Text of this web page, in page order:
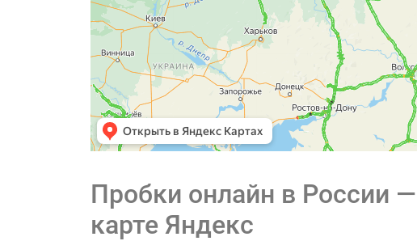
Пробки онлайн в России
карте Яндекс